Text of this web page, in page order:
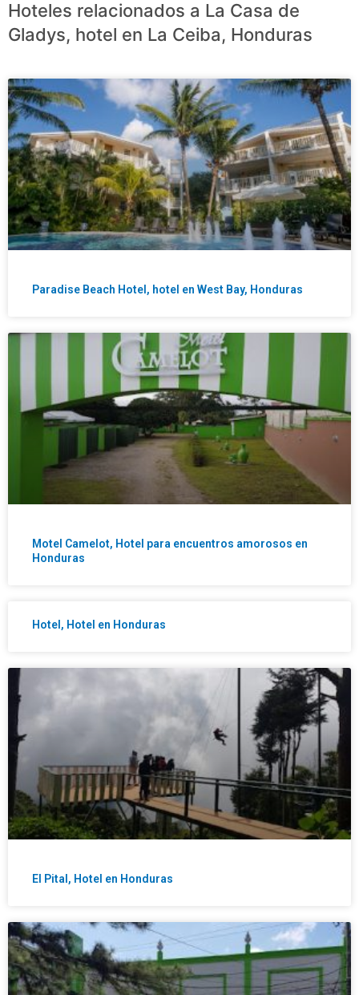
Hoteles relacionados a La Casa de
Gladys, hotel en La Ceiba, Honduras
Paradise Beach Hotel, hotel en West Bay, Honduras
Motel Camelot, Hotel para encuentros amorosos en
Honduras
Hotel, Hotel en Honduras
El Pital, Hotel en Honduras